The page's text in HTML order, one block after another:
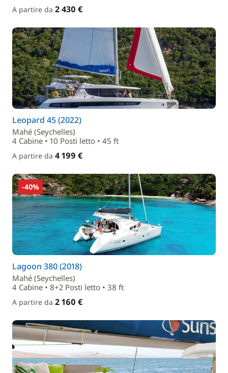
A partire da 2 430 €
Leopard 45 (2022)
Mahé (Seychelles)
4 Cabine • 10 Posti letto • 45 ft
A partire da 4 199 €
-40%
Lagoon 380 (2018)
Mahé (Seychelles)
4 Cabine • 8+2 Posti letto • 38 ft
A partire da 2 160 €